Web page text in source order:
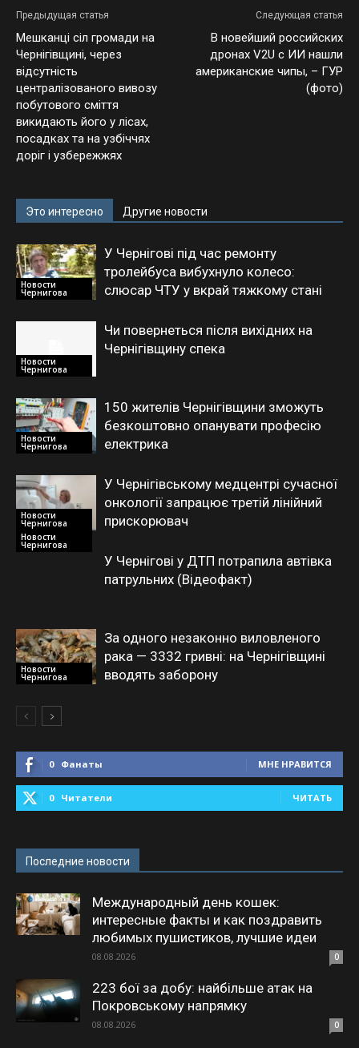
Предыдущая статья
Меш­канці сіл громади на
Чернігівщині, через
відсутність
централізованого вивозу
побутового сміття
викидають його у лісах,
посадках та на узбіччях
доріг і узбережжях
Следующая статья
В новейший российских
дронах V2U с ИИ нашли
американские чипы, – ГУР
(фото)
Это интересно Другие новости
Новости
Чернигова
У Чернігові під час ремонту
тролейбуса вибухнуло колесо:
слюсар ЧТУ у вкрай тяжкому стані
Новости
Чернигова
Чи повернеться після вихідних на
Чернігівщину спека
Новости
Чернигова
150 жителів Чернігівщини зможуть
безкоштовно опанувати професію
електрика
Новости
Чернигова
У Чернігівському медцентрі сучасної
онкології запрацює третій лінійний
прискорювач
Новости
Чернигова
У Чернігові у ДТП потрапила автівка
патрульних (Відеофакт)
Новости
Чернигова
За одного незаконно виловленого
рака — 3332 гривні: на Чернігівщині
вводять заборону
0 Фанаты МНЕ НРАВИТСЯ
0 Читатели ЧИТАТЬ
Последние новости
Международный день кошек:
интересные факты и как поздравить
любимых пушистиков, лучшие идеи
08.08.2026 0
223 бої за добу: найбільше атак на
Покровському напрямку
08.08.2026 0